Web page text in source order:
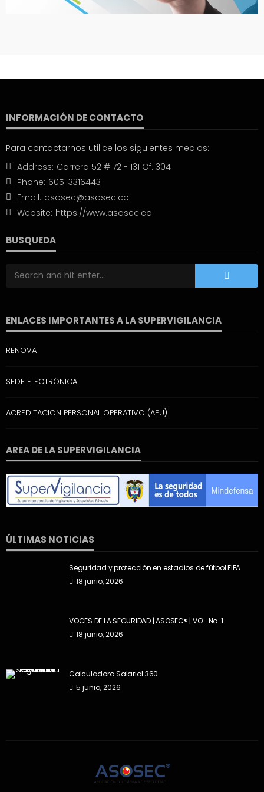
INFORMACIÓN DE CONTACTO
Para contactarnos utilice los siguientes medios:
Address: Carrera 52 # 72 - 131 Of. 304
Phone: 605-3316443
Email: asosec@asosec.co
Website: https://www.asosec.co
BUSQUEDA
ENLACES IMPORTANTES A LA SUPERVIGILANCIA
RENOVA
SEDE ELECTRÓNICA
ACREDITACION PERSONAL OPERATIVO (APU)
AREA DE LA SUPERVIGILANCIA
ÚLTIMAS NOTICIAS
Seguridad y protección en estadios de fútbol FIFA
18 junio, 2026
VOCES DE LA SEGURIDAD | ASOSEC® | VOL. No. 1
18 junio, 2026
Calculadora Salarial 360
5 junio, 2026